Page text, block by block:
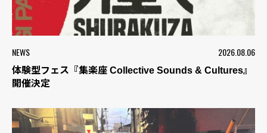
NEWS 2026.08.06
体験型フェス『集楽座 Collective Sounds & Cultures』
開催決定